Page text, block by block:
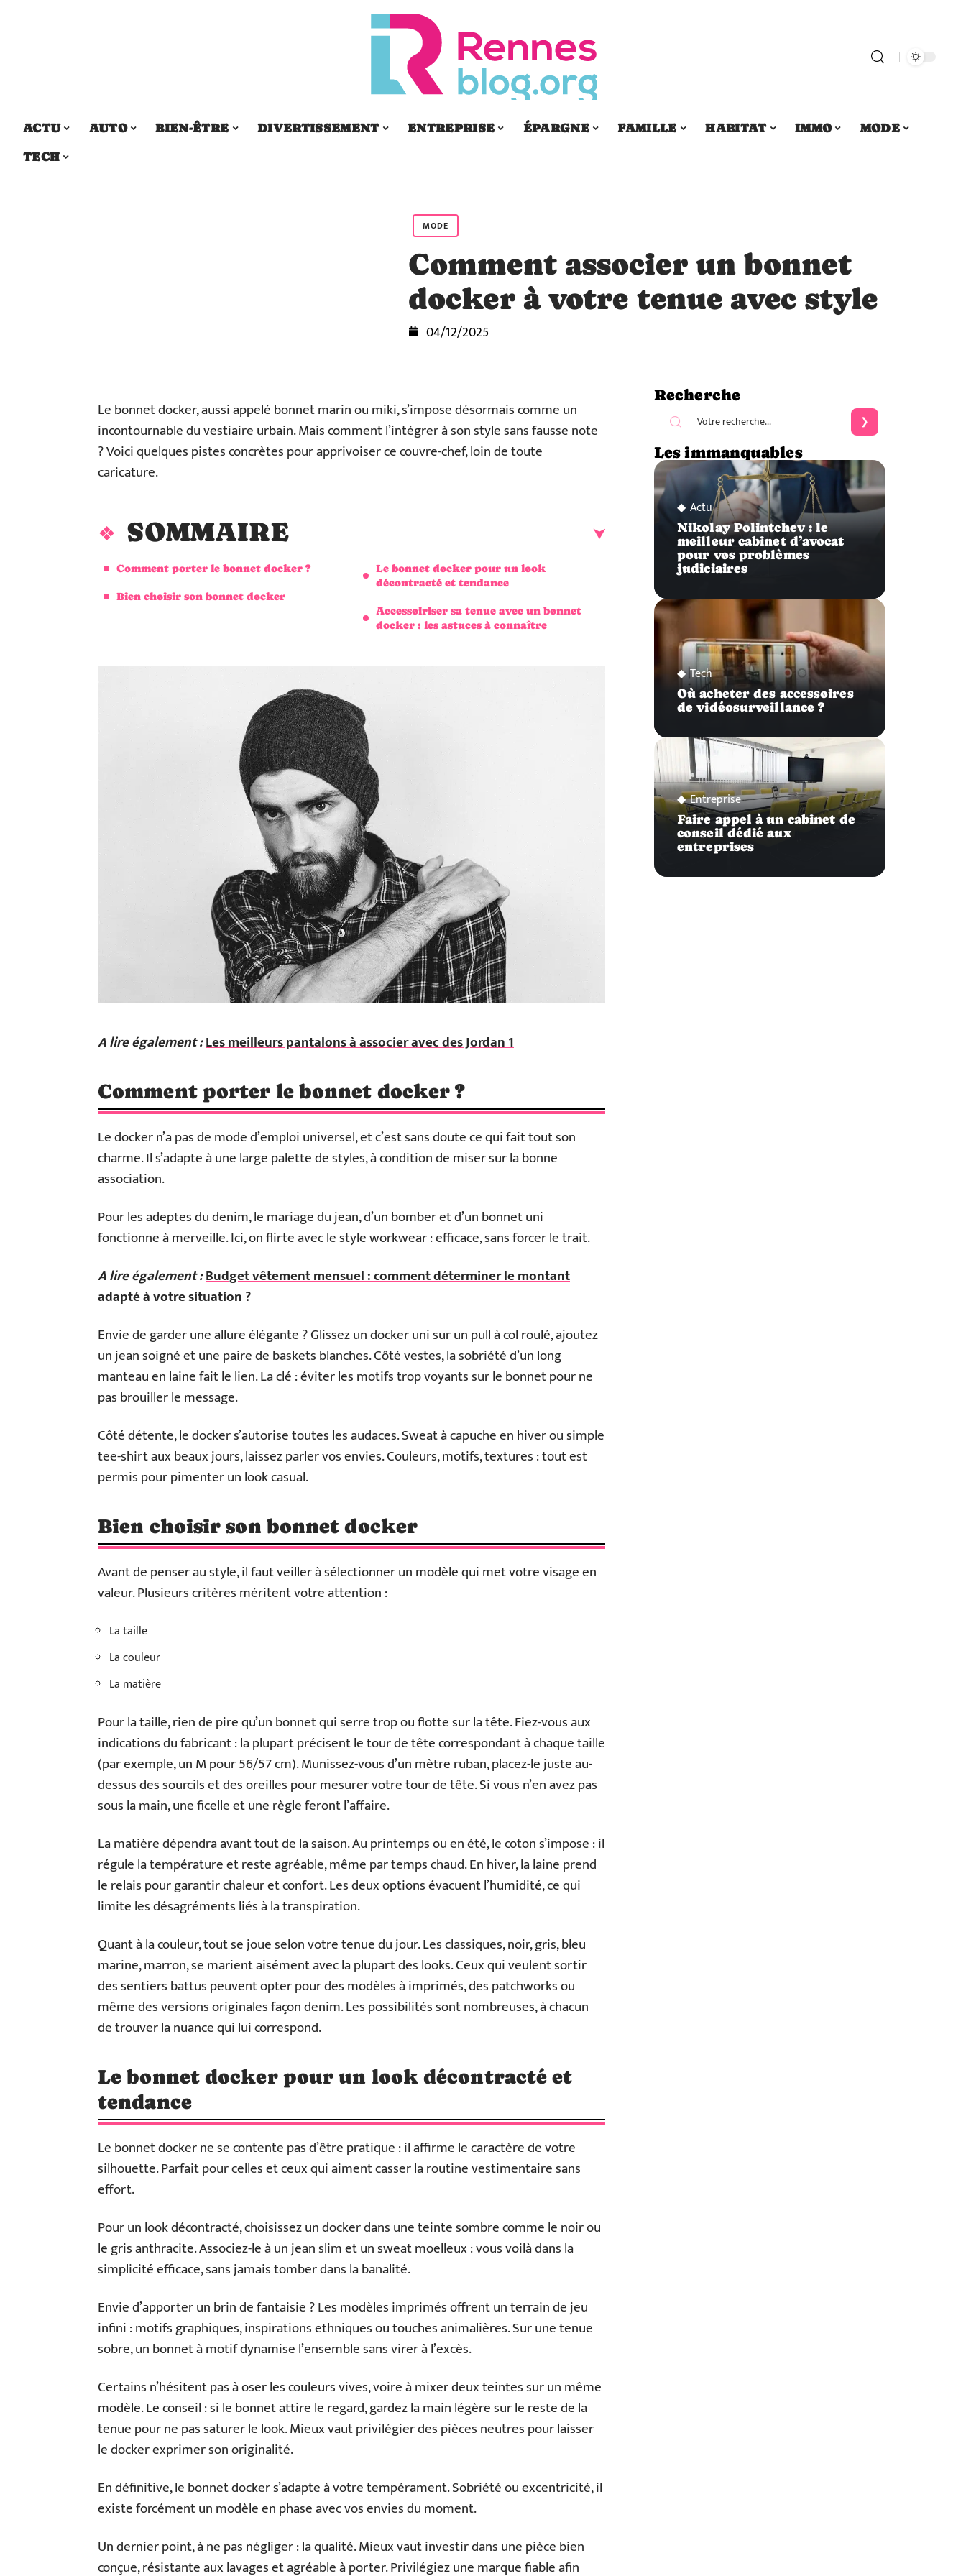
ACTU AUTO BIEN-ÊTRE DIVERTISSEMENT ENTREPRISE ÉPARGNE FAMILLE HABITAT IMMO
MODE
TECH
MODE
Comment associer un bonnet
docker à votre tenue avec style
04/12/2025
Le bonnet docker, aussi appelé bonnet marin ou miki, s’impose désormais comme un
incontournable du vestiaire urbain. Mais comment l’intégrer à son style sans fausse note
? Voici quelques pistes concrètes pour apprivoiser ce couvre-chef, loin de toute
caricature.
SOMMAIRE
Comment porter le bonnet docker ?
Bien choisir son bonnet docker
Le bonnet docker pour un look
décontracté et tendance
Accessoiriser sa tenue avec un bonnet
docker : les astuces à connaître
A lire également :Les meilleurs pantalons à associer avec des Jordan 1
Comment porter le bonnet docker ?
Le docker n’a pas de mode d’emploi universel, et c’est sans doute ce qui fait tout son
charme. Il s’adapte à une large palette de styles, à condition de miser sur la bonne
association.
Pour les adeptes du denim, le mariage du jean, d’un bomber et d’un bonnet uni
fonctionne à merveille. Ici, on flirte avec le style workwear : efficace, sans forcer le trait.
A lire également :Budget vêtement mensuel : comment déterminer le montant
adapté à votre situation ?
Envie de garder une allure élégante ? Glissez un docker uni sur un pull à col roulé, ajoutez
un jean soigné et une paire de baskets blanches. Côté vestes, la sobriété d’un long
manteau en laine fait le lien. La clé : éviter les motifs trop voyants sur le bonnet pour ne
pas brouiller le message.
Côté détente, le docker s’autorise toutes les audaces. Sweat à capuche en hiver ou simple
tee-shirt aux beaux jours, laissez parler vos envies. Couleurs, motifs, textures : tout est
permis pour pimenter un look casual.
Bien choisir son bonnet docker
Avant de penser au style, il faut veiller à sélectionner un modèle qui met votre visage en
valeur. Plusieurs critères méritent votre attention :
La taille
La couleur
La matière
Pour la taille, rien de pire qu’un bonnet qui serre trop ou flotte sur la tête. Fiez-vous aux
indications du fabricant : la plupart précisent le tour de tête correspondant à chaque taille
(par exemple, un M pour 56/57 cm). Munissez-vous d’un mètre ruban, placez-le juste au-
dessus des sourcils et des oreilles pour mesurer votre tour de tête. Si vous n’en avez pas
sous la main, une ficelle et une règle feront l’affaire.
La matière dépendra avant tout de la saison. Au printemps ou en été, le coton s’impose : il
régule la température et reste agréable, même par temps chaud. En hiver, la laine prend
le relais pour garantir chaleur et confort. Les deux options évacuent l’humidité, ce qui
limite les désagréments liés à la transpiration.
Quant à la couleur, tout se joue selon votre tenue du jour. Les classiques, noir, gris, bleu
marine, marron, se marient aisément avec la plupart des looks. Ceux qui veulent sortir
des sentiers battus peuvent opter pour des modèles à imprimés, des patchworks ou
même des versions originales façon denim. Les possibilités sont nombreuses, à chacun
de trouver la nuance qui lui correspond.
Le bonnet docker pour un look décontracté et
tendance
Le bonnet docker ne se contente pas d’être pratique : il affirme le caractère de votre
silhouette. Parfait pour celles et ceux qui aiment casser la routine vestimentaire sans
effort.
Pour un look décontracté, choisissez un docker dans une teinte sombre comme le noir ou
le gris anthracite. Associez-le à un jean slim et un sweat moelleux : vous voilà dans la
simplicité efficace, sans jamais tomber dans la banalité.
Envie d’apporter un brin de fantaisie ? Les modèles imprimés offrent un terrain de jeu
infini : motifs graphiques, inspirations ethniques ou touches animalières. Sur une tenue
sobre, un bonnet à motif dynamise l’ensemble sans virer à l’excès.
Certains n’hésitent pas à oser les couleurs vives, voire à mixer deux teintes sur un même
modèle. Le conseil : si le bonnet attire le regard, gardez la main légère sur le reste de la
tenue pour ne pas saturer le look. Mieux vaut privilégier des pièces neutres pour laisser
le docker exprimer son originalité.
En définitive, le bonnet docker s’adapte à votre tempérament. Sobriété ou excentricité, il
existe forcément un modèle en phase avec vos envies du moment.
Un dernier point, à ne pas négliger : la qualité. Mieux vaut investir dans une pièce bien
conçue, résistante aux lavages et agréable à porter. Privilégiez une marque fiable afin
Recherche
Les immanquables
Actu
Nikolay Polintchev : le
meilleur cabinet d’avocat
pour vos problèmes
judiciaires
Tech
Où acheter des accessoires
de vidéosurveillance ?
Entreprise
Faire appel à un cabinet de
conseil dédié aux
entreprises